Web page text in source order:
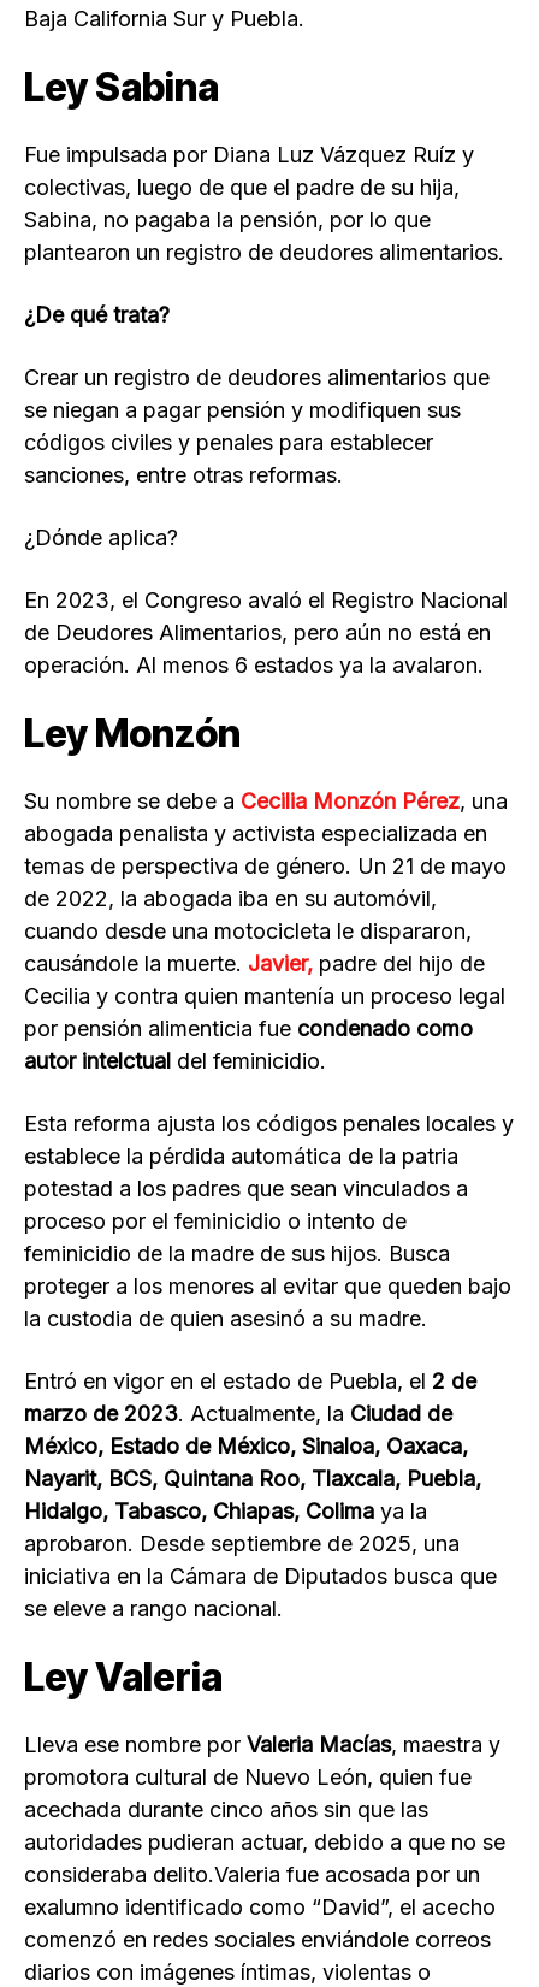
Baja California Sur y Puebla.
Ley Sabina
Fue impulsada por Diana Luz Vázquez Ruíz y
colectivas, luego de que el padre de su hija,
Sabina, no pagaba la pensión, por lo que
plantearon un registro de deudores alimentarios.
¿De qué trata?
Crear un registro de deudores alimentarios que
se niegan a pagar pensión y modifiquen sus
códigos civiles y penales para establecer
sanciones, entre otras reformas.
¿Dónde aplica?
En 2023, el Congreso avaló el Registro Nacional
de Deudores Alimentarios, pero aún no está en
operación. Al menos 6 estados ya la avalaron.
Ley Monzón
Su nombre se debe a Cecilia Monzón Pérez, una
abogada penalista y activista especializada en
temas de perspectiva de género. Un 21 de mayo
de 2022, la abogada iba en su automóvil,
cuando desde una motocicleta le dispararon,
causándole la muerte. Javier, padre del hijo de
Cecilia y contra quien mantenía un proceso legal
por pensión alimenticia fue condenado como
autor intelctual del feminicidio.
Esta reforma ajusta los códigos penales locales y
establece la pérdida automática de la patria
potestad a los padres que sean vinculados a
proceso por el feminicidio o intento de
feminicidio de la madre de sus hijos. Busca
proteger a los menores al evitar que queden bajo
la custodia de quien asesinó a su madre.
Entró en vigor en el estado de Puebla, el 2 de
marzo de 2023. Actualmente, la Ciudad de
México, Estado de México, Sinaloa, Oaxaca,
Nayarit, BCS, Quintana Roo, Tlaxcala, Puebla,
Hidalgo, Tabasco, Chiapas, Colima ya la
aprobaron. Desde septiembre de 2025, una
iniciativa en la Cámara de Diputados busca que
se eleve a rango nacional.
Ley Valeria
Lleva ese nombre por Valeria Macías, maestra y
promotora cultural de Nuevo León, quien fue
acechada durante cinco años sin que las
autoridades pudieran actuar, debido a que no se
consideraba delito.Valeria fue acosada por un
exalumno identificado como “David”, el acecho
comenzó en redes sociales enviándole correos
diarios con imágenes íntimas, violentas o